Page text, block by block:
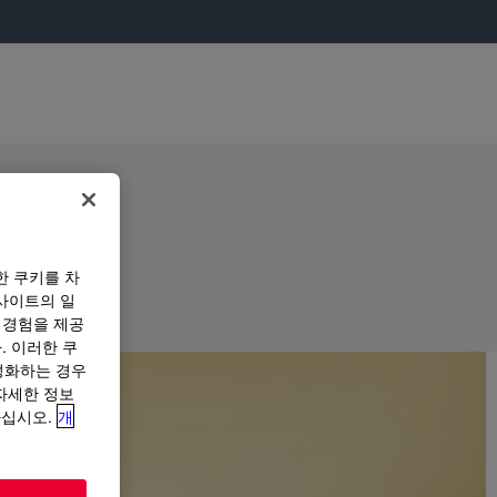
쿠키를 차
이트의 일
험을 제공
이러한 쿠
하는 경우
세한 정보
시오. 개